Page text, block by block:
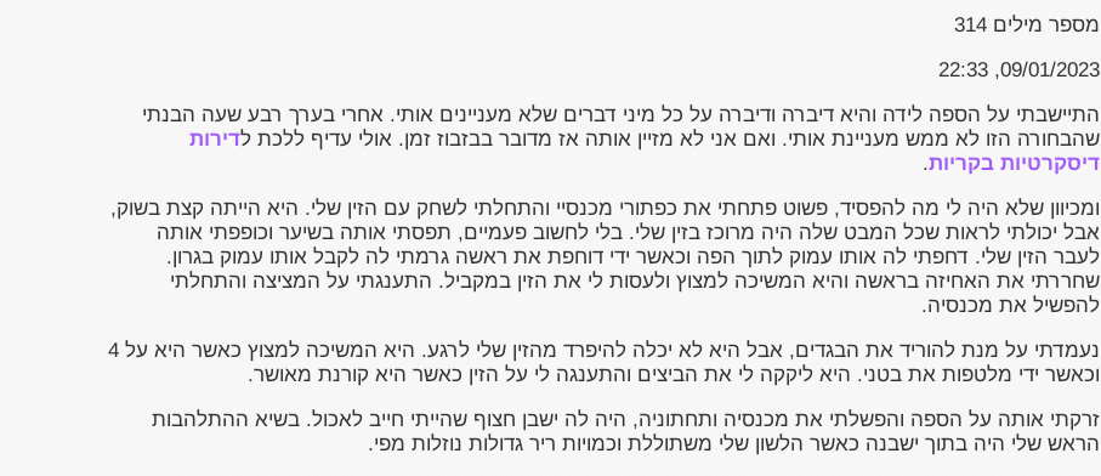
מספר מילים 314
09/01/2023, 22:33
התיישבתי על הספה לידה והיא דיברה ודיברה על כל מיני דברים שלא מעניינים אותי. אחרי בערך רבע שעה הבנתי
שהבחורה הזו לא ממש מעניינת אותי. ואם אני לא מזיין אותה אז מדובר בבזבוז זמן. אולי עדיף ללכת לדירות
דיסקרטיות בקריות.
ומכיוון שלא היה לי מה להפסיד, פשוט פתחתי את כפתורי מכנסיי והתחלתי לשחק עם הזין שלי. היא הייתה קצת בשוק,
אבל יכולתי לראות שכל המבט שלה היה מרוכז בזין שלי. בלי לחשוב פעמיים, תפסתי אותה בשיער וכופפתי אותה
לעבר הזין שלי. דחפתי לה אותו עמוק לתוך הפה וכאשר ידי דוחפת את ראשה גרמתי לה לקבל אותו עמוק בגרון.
שחררתי את האחיזה בראשה והיא המשיכה למצוץ ולעסות לי את הזין במקביל. התענגתי על המציצה והתחלתי
להפשיל את מכנסיה.
נעמדתי על מנת להוריד את הבגדים, אבל היא לא יכלה להיפרד מהזין שלי לרגע. היא המשיכה למצוץ כאשר היא על 4
וכאשר ידי מלטפות את בטני. היא ליקקה לי את הביצים והתענגה לי על הזין כאשר היא קורנת מאושר.
זרקתי אותה על הספה והפשלתי את מכנסיה ותחתוניה, היה לה ישבן חצוף שהייתי חייב לאכול. בשיא ההתלהבות
הראש שלי היה בתוך ישבנה כאשר הלשון שלי משתוללת וכמויות ריר גדולות נוזלות מפי.